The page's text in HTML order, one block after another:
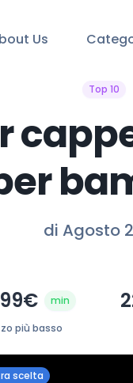
Us
Top 10
di Agosto
min
più basso
scelta